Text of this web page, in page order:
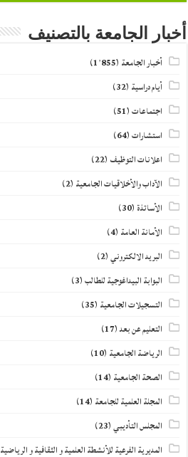
أخبار الجامعة بالتصنيف
أخبار الجامعة (1٬855)
أيام دراسية (32)
اجتماعات(51)
استشارات(64)
اعلانات التوظيف (22)
الآداب والأخلاقيات الجامعية (2)
الأساتذة(30)
الأمانة العامة (4)
البريد الالكتروني(2)
البوابة البيداغوجية للطالب(3)
التسجيلات الجامعية (35)
التعليم عن بعد(17)
الرياضة الجامعية (10)
الصحة الجامعية (14)
المجلة العلمية للجامعة (14)
المجلس التأديبي(23)
المديرية الفرعية للأنشطة العلمية و الثقافية و الرياضية